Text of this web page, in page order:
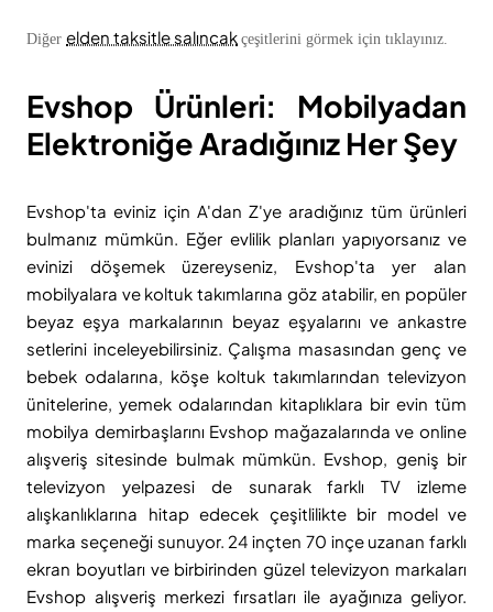
Diğer elden taksitle salıncak çeşitlerini görmek için tıklayınız.
Evshop Ürünleri: Mobilyadan
Elektroniğe Aradığınız Her Şey
Evshop'ta eviniz için A'dan Z'ye aradığınız tüm ürünleri
bulmanız mümkün. Eğer evlilik planları yapıyorsanız ve
evinizi döşemek üzereyseniz, Evshop'ta yer alan
mobilyalara ve koltuk takımlarına göz atabilir, en popüler
beyaz eşya markalarının beyaz eşyalarını ve ankastre
setlerini inceleyebilirsiniz. Çalışma masasından genç ve
bebek odalarına, köşe koltuk takımlarından televizyon
ünitelerine, yemek odalarından kitaplıklara bir evin tüm
mobilya demirbaşlarını Evshop mağazalarında ve online
alışveriş sitesinde bulmak mümkün. Evshop, geniş bir
televizyon yelpazesi de sunarak farklı TV izleme
alışkanlıklarına hitap edecek çeşitlilikte bir model ve
marka seçeneği sunuyor. 24 inçten 70 inçe uzanan farklı
ekran boyutları ve birbirinden güzel televizyon markaları
Evshop alışveriş merkezi fırsatları ile ayağınıza geliyor.